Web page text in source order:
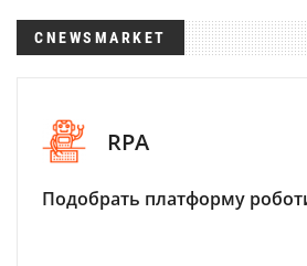
CNEWSMARKET
RPA
Подобрать платформу